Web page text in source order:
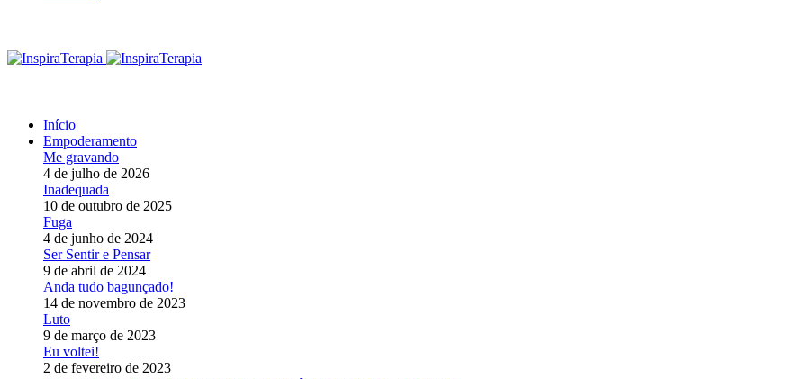
Início
Empoderamento
Me gravando
4 de julho de 2026
Inadequada
10 de outubro de 2025
Fuga
4 de junho de 2024
Ser Sentir e Pensar
9 de abril de 2024
Anda tudo bagunçado!
14 de novembro de 2023
Luto
9 de março de 2023
Eu voltei!
2 de fevereiro de 2023